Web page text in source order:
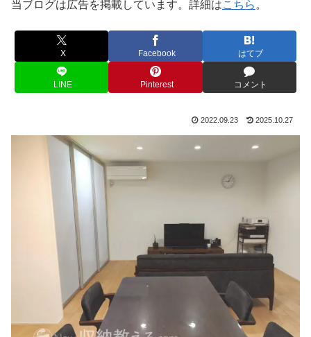
当ブログは広告を掲載しています。詳細はこちら 。
X Facebook はてブ
LINE Pinterest コメント
2022.09.23 2025.10.27